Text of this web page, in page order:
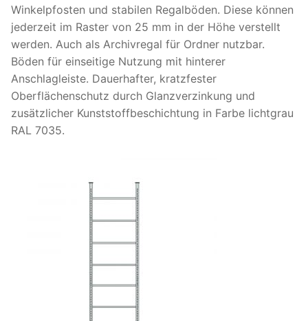
Winkelpfosten und stabilen Regalböden. Diese können
jederzeit im Raster von 25 mm in der Höhe verstellt
werden. Auch als Archivregal für Ordner nutzbar.
Böden für einseitige Nutzung mit hinterer
Anschlagleiste. Dauerhafter, kratzfester
Oberflächenschutz durch Glanzverzinkung und
zusätzlicher Kunststoffbeschichtung in Farbe lichtgrau
RAL 7035.